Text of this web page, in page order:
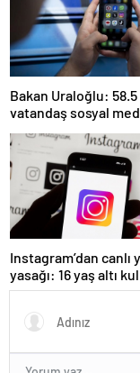
Bakan Uraloğlu:
vatandaş sosyal
Instagram’dan canlı
yasağı: 16 yaş altı
için yeni kurallar